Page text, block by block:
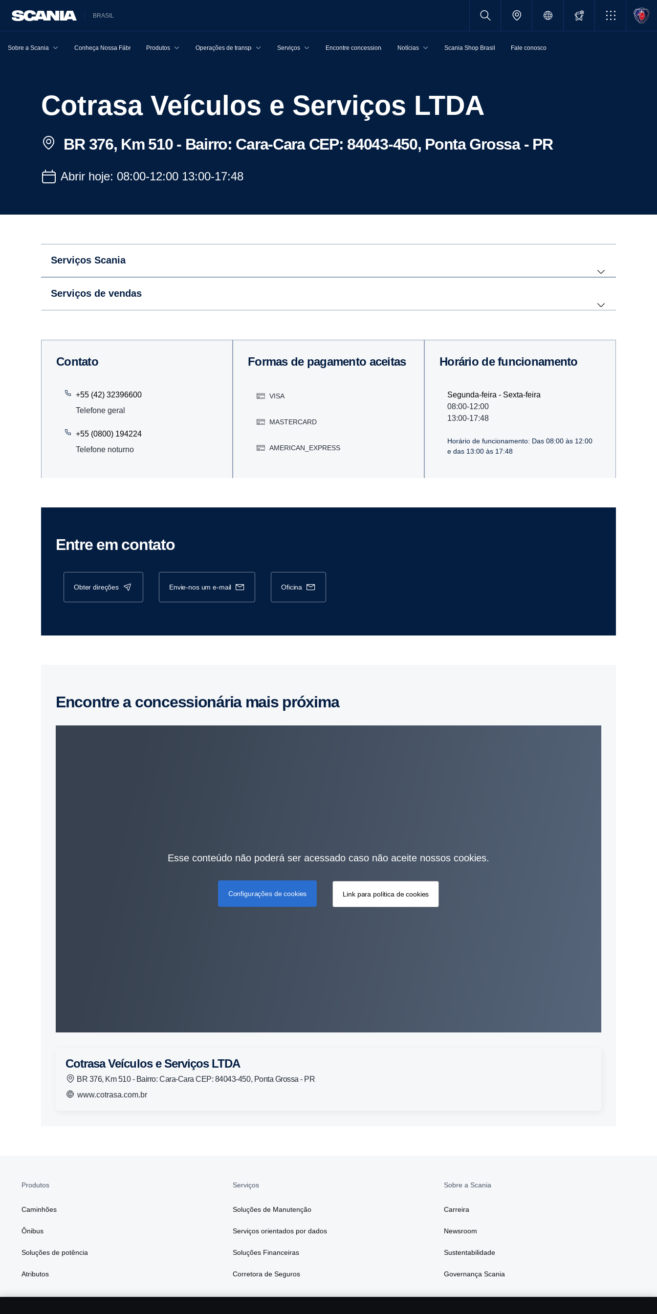
BRASIL
Sobre a Scania Conheça Nossa Fábrica Produtos Operações de transporte Serviços Encontre concessionárias Notícias Scania Shop Brasil Fale conosco
Cotrasa Veículos e Serviços LTDA
BR 376, Km 510 - Bairro: Cara-Cara CEP: 84043-450, Ponta Grossa - PR
Abrir hoje: 08:00-12:00 13:00-17:48
Serviços Scania
Serviços de vendas
Contato
+55 (42) 32396600
Telefone geral
+55 (0800) 194224
Telefone noturno
Formas de pagamento aceitas
VISA
MASTERCARD
AMERICAN_EXPRESS
Horário de funcionamento
Segunda-feira - Sexta-feira
08:00-12:00
13:00-17:48
Horário de funcionamento: Das 08:00 às 12:00
e das 13:00 às 17:48
Entre em contato
obter direções envie-nos um e-mail oficina
Encontre a concessionária mais próxima
Esse conteúdo não poderá ser acessado caso não aceite nossos cookies.
Configurações de cookies Link para política de cookies
Cotrasa Veículos e Serviços LTDA
BR 376, Km 510 - Bairro: Cara-Cara CEP: 84043-450, Ponta Grossa - PR
www.cotrasa.com.br
Produtos
Caminhões
Ônibus
Soluções de potência
Atributos
Serviços
Soluções de Manutenção
Serviços orientados por dados
Soluções Financeiras
Corretora de Seguros
Sobre a Scania
Carreira
Newsroom
Sustentabilidade
Governança Scania